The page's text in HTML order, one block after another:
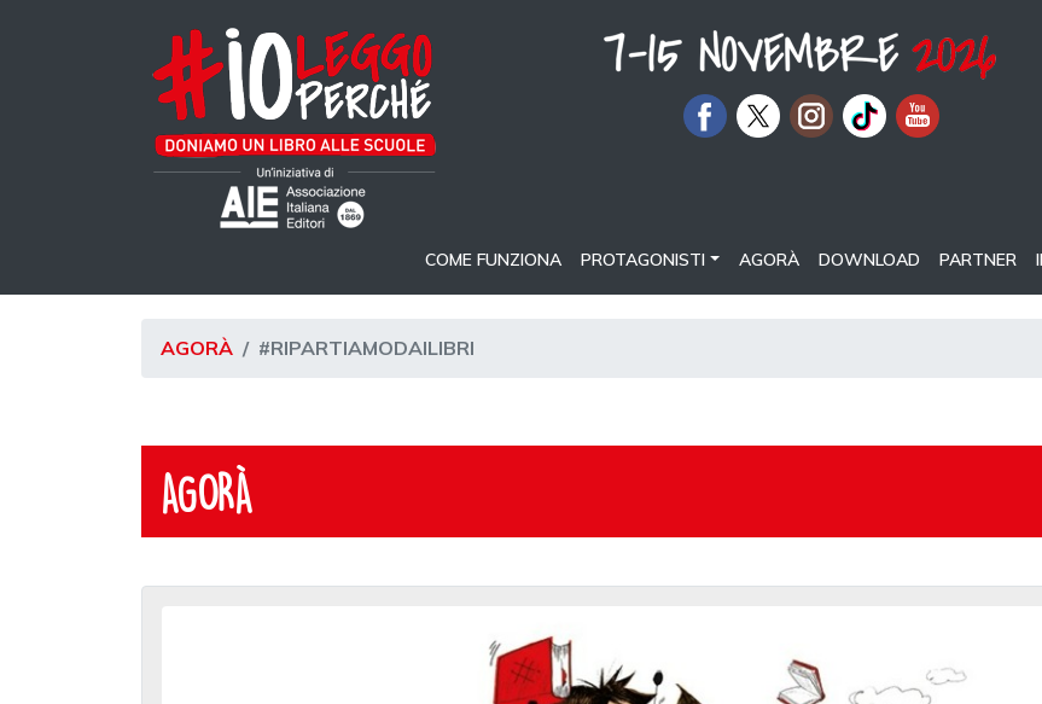
COME FUNZIONA PROTAGONISTI AGORÀ DOWNLOAD PARTNER
AGORÀ #RIPARTIAMODAILIBRI
AGORÀ